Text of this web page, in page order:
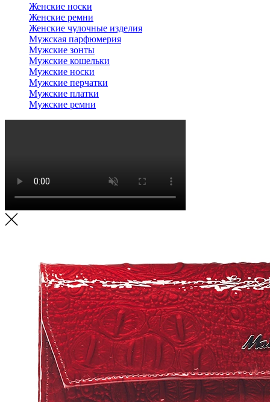
Женские носки
Женские ремни
Женские чулочные изделия
Мужская парфюмерия
Мужские зонты
Мужские кошельки
Мужские носки
Мужские перчатки
Мужские платки
Мужские ремни